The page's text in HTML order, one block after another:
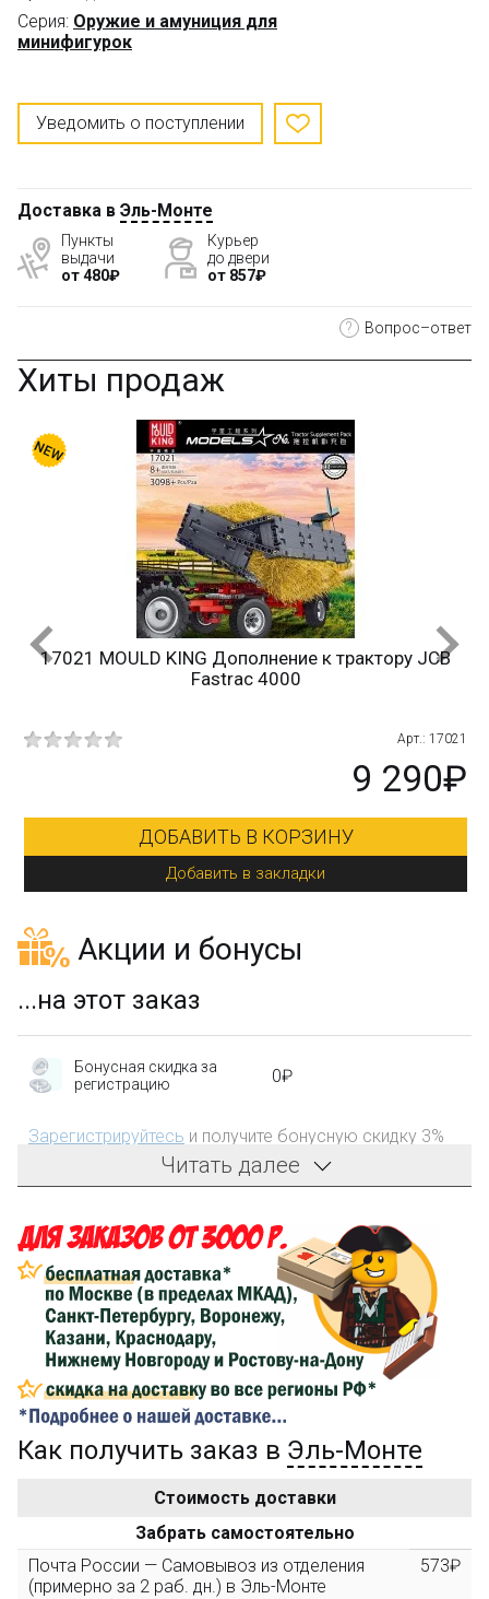
Серия: Оружие и амуниция для
минифигурок
Уведомить о поступлении
Доставка в Эль-Монте
Пункты
выдачи
от 480₽
Курьер
до двери
от 857₽
? Вопрос–ответ
Хиты продаж
17021 MOULD KING Дополнение к трактору JCB
Fastrac 4000
Арт.: 17021
9 290₽
ДОБАВИТЬ В КОРЗИНУ
Добавить в закладки
Акции и бонусы
...на этот заказ
Бонусная скидка за
регистрацию
0₽
Зарегистрируйтесь и получите бонусную скидку 3%
на первый заказ!
затрат на доставку
Сделайте заказ на сумму не менее 3 000₽, оплатите
его на карту Сбербанка и получите 150₽ на
компенсацию доставки.
...на следующий заказ
Золотая скидка
персональная
10%
3000 рублей, Вы получите постоянную скидку на все
повторные заказы - 10%
Читать далее
Как получить заказ в Эль-Монте
Стоимость доставки
Забрать самостоятельно
Почта России — Самовывоз из отделения
(примерно за 2 раб. дн.) в Эль-Монте
573₽